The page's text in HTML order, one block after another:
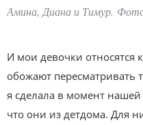
Амина, Диана и Тимур. Фото
И мои девочки относятся
обожают пересматривать
я сделала в момент
что они из детдома. Для